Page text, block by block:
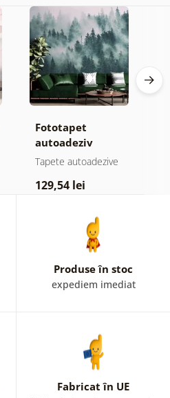
Fototapet
autoadeziv
pădure în ceață
Tapete autoadezive
129,54 lei
Produse în stoc
expediem imediat
Fabricat în UE